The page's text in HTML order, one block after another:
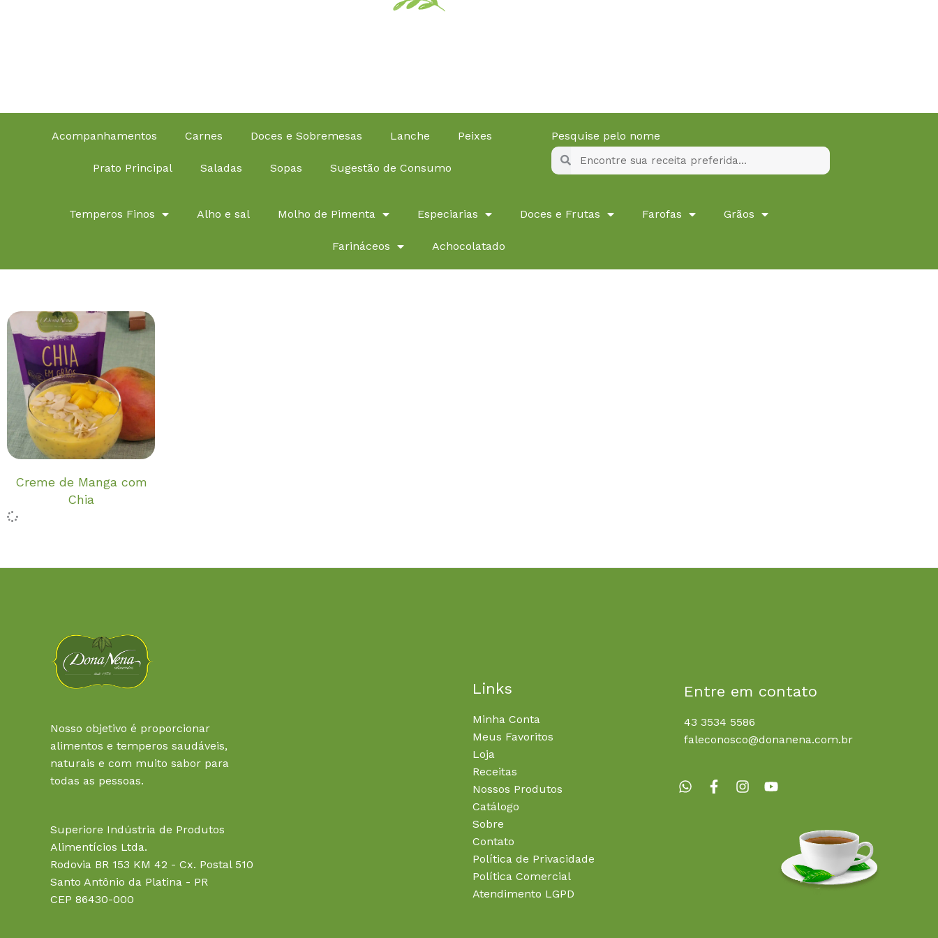
Acompanhamentos Carnes Doces e Sobremesas Lanche Peixes
Prato Principal Saladas Sopas Sugestão de Consumo
Pesquise pelo nome
Pesquisar
Pesquisar
Temperos Finos Alho e sal Molho de Pimenta Especiarias Doces e Frutas Farofas Grãos
Farináceos Achocolatado
Creme de Manga com
Chia
Nosso objetivo é proporcionar
alimentos e temperos saudáveis,
naturais e com muito sabor para
todas as pessoas.
Superiore Indústria de Produtos
Alimentícios Ltda.
Rodovia BR 153 KM 42 - Cx. Postal 510
Santo Antônio da Platina - PR
CEP 86430-000
Links
Minha Conta
Meus Favoritos
Loja
Receitas
Nossos Produtos
Catálogo
Sobre
Contato
Política de Privacidade
Política Comercial
Atendimento LGPD
Entre em contato
43 3534 5586
faleconosco@donanena.com.br